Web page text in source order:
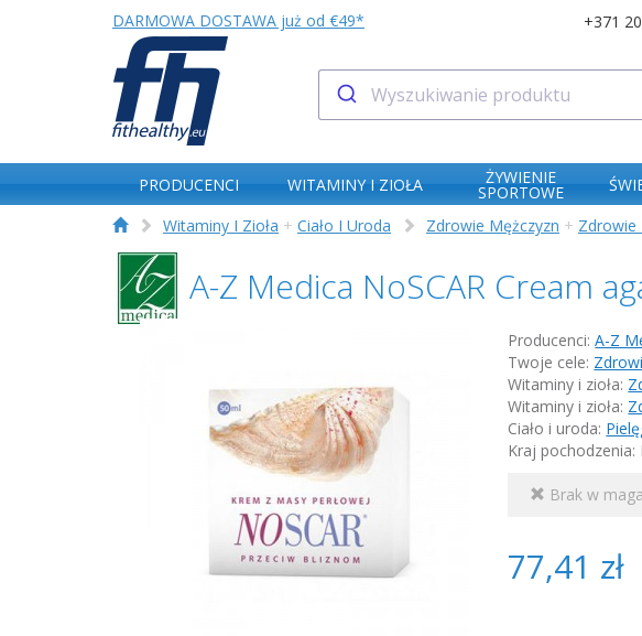
DARMOWA DOSTAWA już od €49* +371
PRODUCENCI WITAMINY I ZIOŁA ŻYWIENIE
SPORTOWE
Witaminy I Zioła + Ciało I Uroda Zdrowie Mężczyzn + Zdrowie
A-Z Medica NoSCAR Cream
Producenci:A-Z
Twoje cele:
Witaminy i zioła:
Witaminy i zioła:
Ciało i uroda:
Kraj pochodzenia:
Brak w
77,41 zł